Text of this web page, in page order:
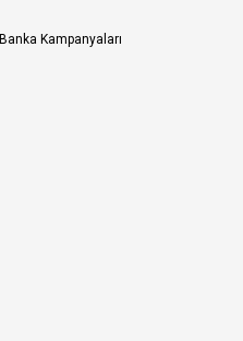
Banka Kampanyaları